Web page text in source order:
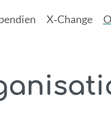
X‑Change